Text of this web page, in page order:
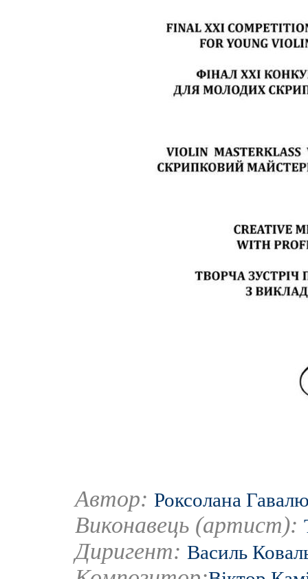
Автор: Роксолана
Виконавець (артист):
Диригент: Василь